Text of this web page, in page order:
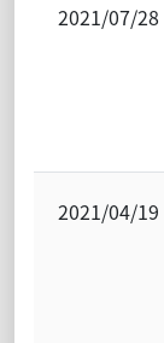
2021/07/28
2021/04/19